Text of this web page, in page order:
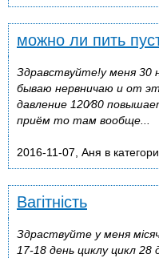
можно ли пить
Здравствуйте!у меня 30
бываю нервничаю и от
давление 120⁄80
приём то там вообще...
2016-11-07, Аня в
Вагітність
Здраствуйте у меня
17-18 день циклу цикл 28